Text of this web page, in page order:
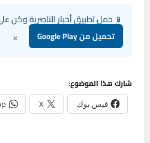
📱 حمل تطبيق أخبار الناصرية وكن
تحميل من Google Play ×
شارك هذا الموضوع:
فيس بوك X